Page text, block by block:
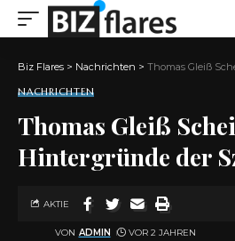
Biz Flares > Nachrichten > Thomas Gleiß
NACHRICHTEN
Thomas Gleiß
Hintergründe der
VON ADMIN VOR 2 JAHREN
AKTIE